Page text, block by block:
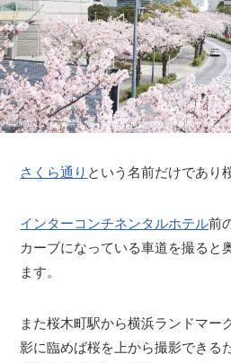
さくら通り という名前だけであり
インターコンチネンタルホテル前
カーブになっている車道を撮ると
ます。
また桜木町駅から横浜ランドマー
影に臨めば桜を上から撮影できる